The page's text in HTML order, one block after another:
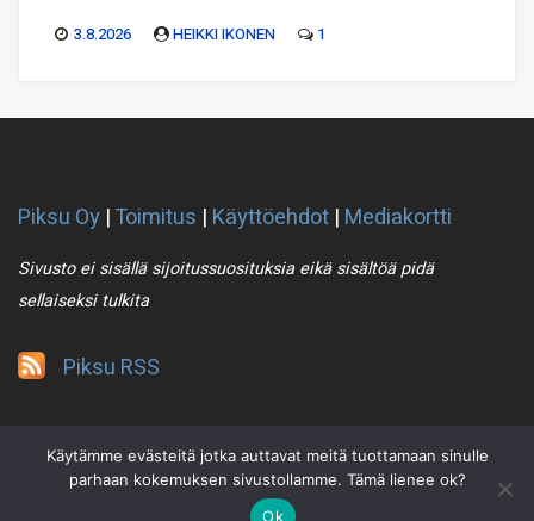
3.8.2026 HEIKKI IKONEN 1
Piksu Oy |Toimitus | Käyttöehdot | Mediakortti
Sivusto ei sisällä sijoitussuosituksia eikä sisältöä pidä
sellaiseksi tulkita
Piksu RSS
Käytämme evästeitä jotka auttavat meitä tuottamaan sinulle
parhaan kokemuksen sivustollamme. Tämä lienee ok?
Ok